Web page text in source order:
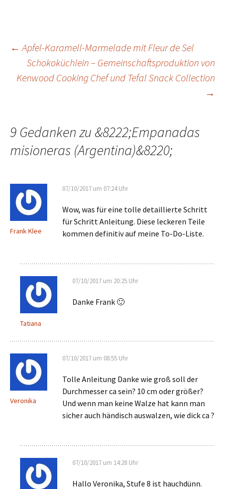
Beitrags-
← Apfel-Karamell-Marmelade mit Fleur de Sel
Schokoküchlein – Gemeinschaftsproduktion von
Kenwood Cooking Chef und Tefal Snack Collection
→
9 Gedanken zu &8222;Empanadas
misioneras (Argentina)&8220;
Frank Klee
07/10/2017 um 07:24 Uhr
Wow, was für eine tolle detaillierte Schritt
für Schritt Anleitung. Diese leckeren Teile
kommen definitiv auf meine To-Do-Liste.
Tatiana
07/10/2017 um 20:25 Uhr
Danke Frank 🙂
Veronika
07/10/2017 um 08:55 Uhr
Tolle Anleitung Danke wie groß soll der
Durchmesser ca sein? 10 cm oder größer?
Und wenn man keine Walze hat kann man
sicher auch händisch auswalzen, wie dick ca ?
07/10/2017 um 14:28 Uhr
Hallo Veronika, Stufe 8 ist hauchdünn.